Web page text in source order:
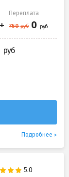
Переплата
Подробнее